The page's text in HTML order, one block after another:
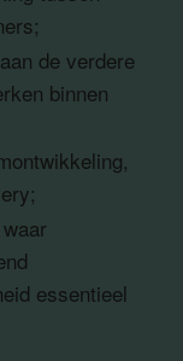
voor een
groei van
in te
meer
betekent dat
beter
de verdere
binnen
essentieel